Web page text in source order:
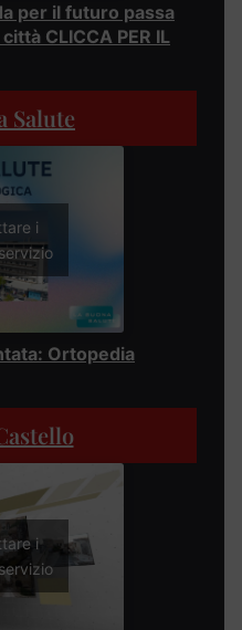
per il futuro passa
CLICCA PER IL
Salute
i
Ortopedia
i